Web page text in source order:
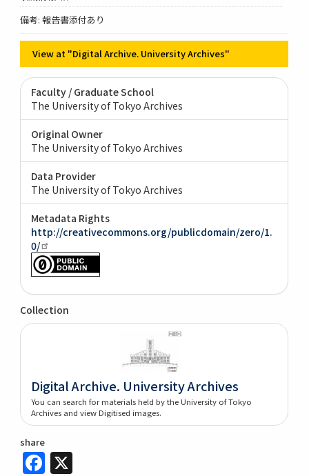
備考: 報告書添付あり
View at "Digital Archive. University Archives"
Faculty / Graduate School
The University of Tokyo Archives
Original Owner
The University of Tokyo Archives
Data Provider
The University of Tokyo Archives
Metadata Rights
http://creativecommons.org/publicdomain/zero/1.
0/
Collection
Digital Archive. University Archives
You can search for materials held by the University of Tokyo
Archives and view Digitised images.
share
Facebook